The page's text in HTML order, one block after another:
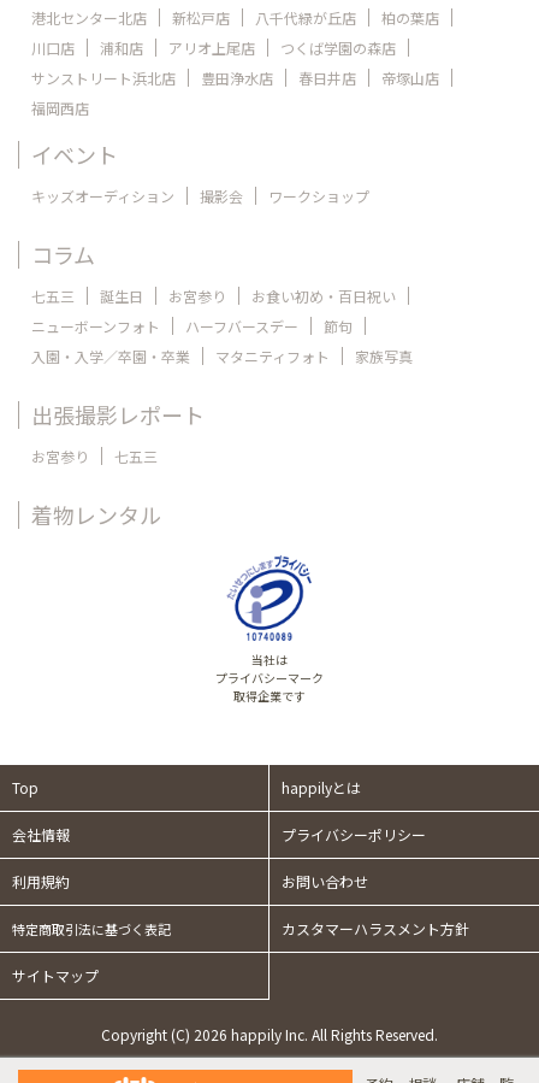
港北センター北店
新松戸店 八千代緑が丘店
柏の葉店
川口店
浦和店 アリオ上尾店
つくば学園の森店
サンストリート浜北店
豊田浄水店 春日井店
帝塚山店
福岡西店
イベント
キッズオーディション 撮影会 ワークショップ
コラム
七五三 誕生日 お宮参り
お食い初め・百日祝い
ニューボーンフォト
ハーフバースデー
節句
入園・入学／卒園・卒業
マタニティフォト 家族写真
出張撮影レポート
お宮参り 七五三
着物レンタル
当社は
プライバシーマーク
取得企業です
Top happilyとは
会社情報 プライバシーポリシー
利用規約 お問い合わせ
特定商取引法に基づく表記 カスタマーハラスメント方針
サイトマップ
Copyright (C) 2026 happily Inc. All Rights Reserved.